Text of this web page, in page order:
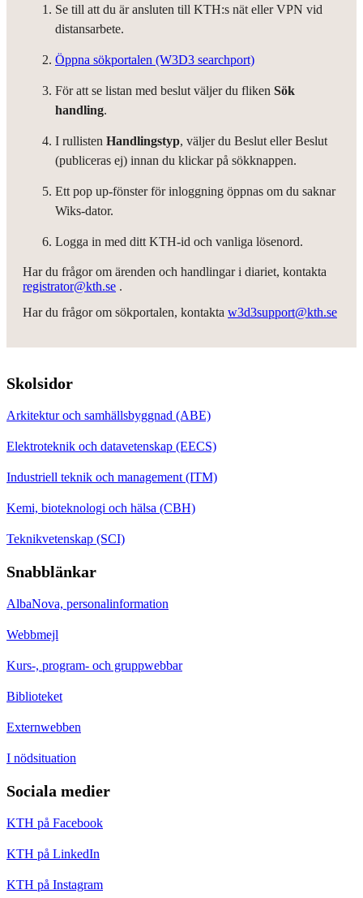
Se till att du är ansluten till KTH:s nät eller VPN vid
distansarbete.
Öppna sökportalen (W3D3 searchport)
För att se listan med beslut väljer du fliken Sök
handling.
I rullisten Handlingstyp, väljer du Beslut eller Beslut
(publiceras ej) innan du klickar på sökknappen.
Ett pop up-fönster för inloggning öppnas om du saknar
Wiks-dator.
Logga in med ditt KTH-id och vanliga lösenord.
Har du frågor om ärenden och handlingar i diariet, kontakta
registrator@kth.se .
Har du frågor om sökportalen, kontakta w3d3support@kth.se
Skolsidor
Arkitektur och samhällsbyggnad (ABE)
Elektroteknik och datavetenskap (EECS)
Industriell teknik och management (ITM)
Kemi, bioteknologi och hälsa (CBH)
Teknikvetenskap (SCI)
Snabblänkar
AlbaNova, personalinformation
Webbmejl
Kurs-, program- och gruppwebbar
Biblioteket
Externwebben
I nödsituation
Sociala medier
KTH på Facebook
KTH på LinkedIn
KTH på Instagram